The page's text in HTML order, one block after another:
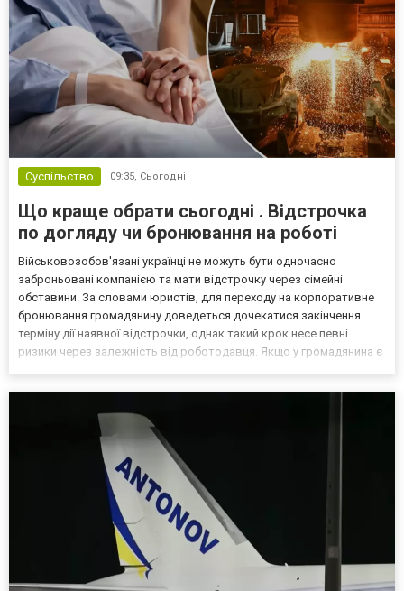
Суспільство 09:35, Сьогодні
Що краще обрати сьогодні . Відстрочка
по догляду чи бронювання на роботі
Військовозобов'язані українці не можуть бути одночасно
заброньовані компанією та мати відстрочку через сімейні
обставини. За словами юристів, для переходу на корпоративне
бронювання громадянину доведеться дочекатися закінчення
терміну дії наявної відстрочки, однак такий крок несе певні
ризики через залежність від роботодавця. Якщо у громадянина є